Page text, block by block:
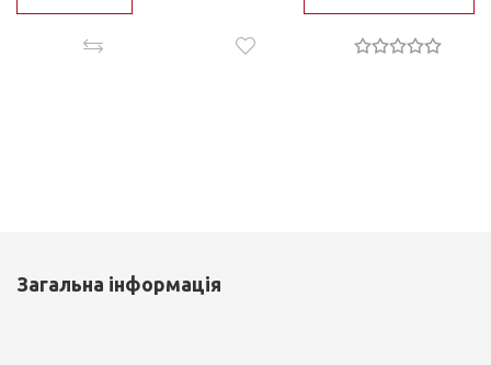
Загальна інформація